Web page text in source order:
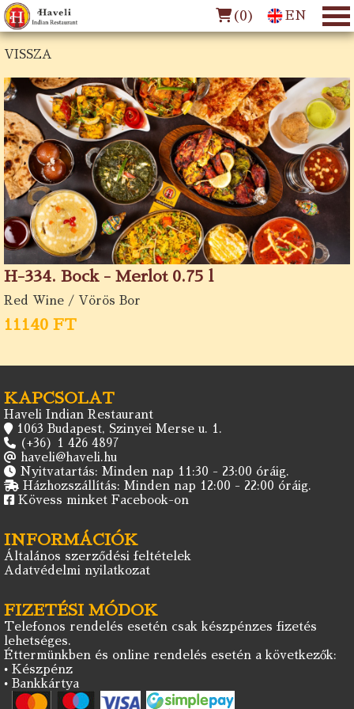
(0) EN
VISSZA
H-334. Bock - Merlot 0.75 l
Red Wine / Vörös Bor
11140 FT
KAPCSOLAT
Haveli Indian Restaurant
1063 Budapest, Szinyei Merse u. 1.
(+36) 1 426 4897
haveli@haveli.hu
Nyitvatartás: Minden nap 11:30 - 23:00 óráig.
Házhozszállítás: Minden nap 12:00 - 22:00 óráig.
Kövess minket Facebook-on
INFORMÁCIÓK
Általános szerződési feltételek
Adatvédelmi nyilatkozat
FIZETÉSI MÓDOK
Telefonos rendelés esetén csak készpénzes fizetés
lehetséges.
Éttermünkben és online rendelés esetén a következők:
• Készpénz
• Bankkártya